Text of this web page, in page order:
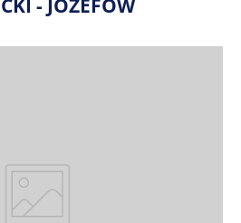
- JÓZEFÓW